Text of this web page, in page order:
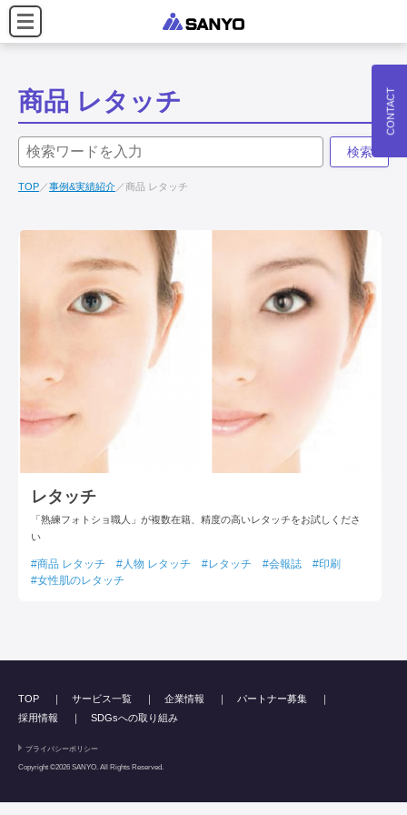
商品 レタッチ
検索
TOP 事例&実績紹介 商品 レタッチ
レタッチ
「熟練フォトショ職人」が複数在籍、精度の高いレタッチをお試しくださ
い
商品 レタッチ 人物 レタッチ レタッチ 会報誌
印刷
女性肌のレタッチ
CONTACT
TOP サービス一覧 企業情報
パートナー募集
採用情報
SDGsへの取り組み
プライバシーポリシー
Copyright ©2026 SANYO. All Rights Reserved.